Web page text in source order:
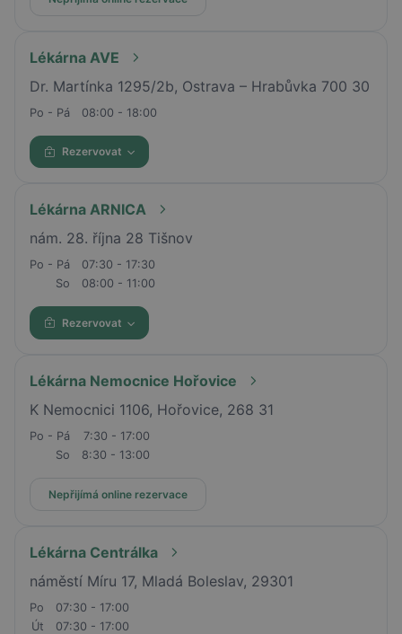
Lékárna AVE
Dr. Martínka 1295/2b, Ostrava – Hrabůvka 700 30
Po - Pá 08:00 - 18:00
Rezervovat
Lékárna ARNICA
nám. 28. října 28 Tišnov
Po - Pá
07:30 - 17:30
So
08:00 - 11:00
Rezervovat
Lékárna Nemocnice Hořovice
K Nemocnici 1106, Hořovice, 268 31
Po - Pá
7:30 - 17:00
So
8:30 - 13:00
Nepřijímá online rezervace
Lékárna Centrálka
náměstí Míru 17, Mladá Boleslav, 29301
Po
07:30 - 17:00
Út
07:30 - 17:00